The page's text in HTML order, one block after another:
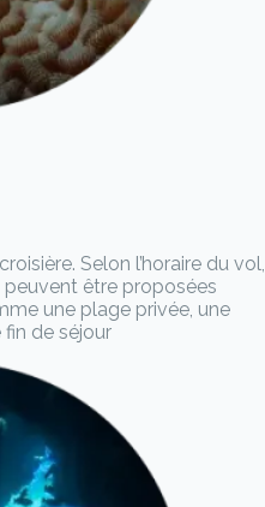
Selon l’horaire du vol,
être proposées
une plage privée, une
fin de séjour